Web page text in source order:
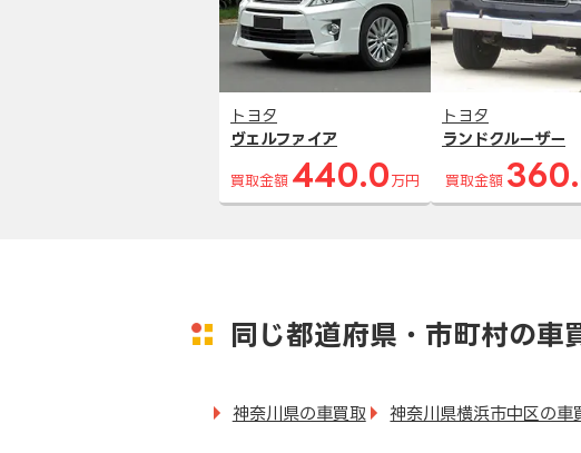
トヨタ
ヴェルファイア
買取金額 440.0 万円
トヨタ
ランドクルーザー
買取金額
同じ都道府県・市町村の車
神奈川県の車買取 神奈川県横浜市中区の車